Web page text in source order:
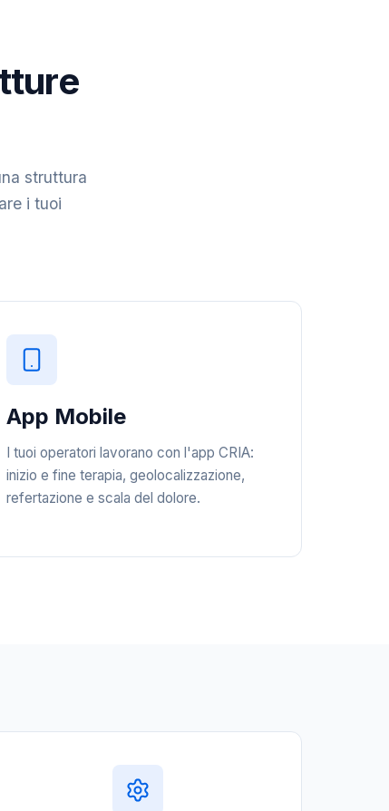
struttura
i tuoi
App Mobile
I tuoi operatori lavorano con l'app CRIA:
inizio e fine terapia, geolocalizzazione,
refertazione e scala del dolore.